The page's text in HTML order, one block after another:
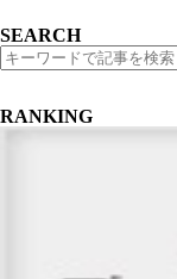
SEARCH
RANKING